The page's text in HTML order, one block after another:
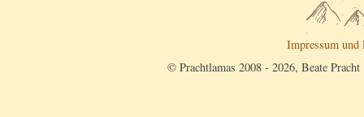
Impressum und
© Prachtlamas 2008 - 2026, Beate Pracht